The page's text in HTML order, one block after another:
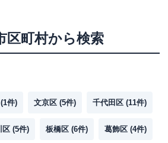
区町村から検索
(1件) 文京区 (5件) 千代田区 (11件)
区 (5件) 板橋区 (6件) 葛飾区 (4件)